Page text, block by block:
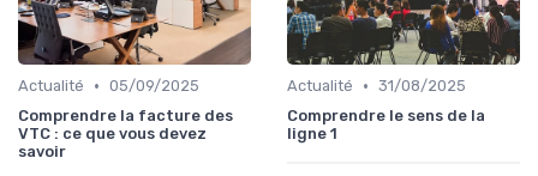
Actualité • 05/09/2025
Comprendre la facture des
VTC : ce que vous devez
savoir
Actualité • 31/08/2025
Comprendre le sens de la
ligne 1